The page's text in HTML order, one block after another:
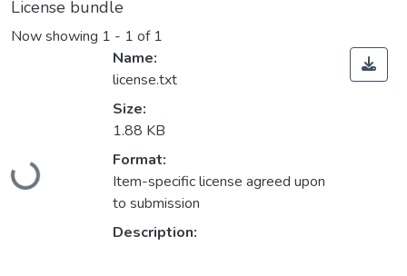
License bundle
Now showing 1 - 1 of 1
Loading...
Name:
license.txt
Size:
1.88 KB
Format:
Item-specific license agreed upon
to submission
Description: